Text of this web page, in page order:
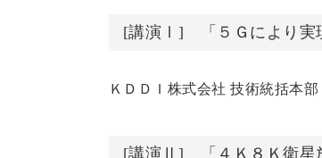
[講演Ⅰ] 「５Ｇにより実
ＫＤＤＩ株式会社 技術統括本
[講演Ⅱ] 「４Ｋ８Ｋ衛星